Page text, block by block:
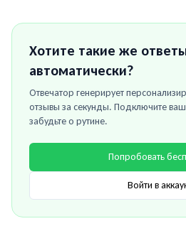
Хотите такие же
автоматически?
Отвечатор генерирует
отзывы за секунды. Подключите
забудьте о рутине.
Попробовать
Войти в